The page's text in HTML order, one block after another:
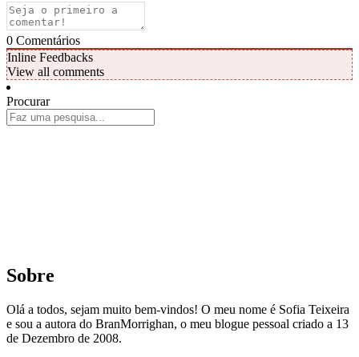
0 Comentários
Inline Feedbacks
View all comments
Procurar
Sobre
Olá a todos, sejam muito bem-vindos! O meu nome é Sofia Teixeira
e sou a autora do BranMorrighan, o meu blogue pessoal criado a 13
de Dezembro de 2008.